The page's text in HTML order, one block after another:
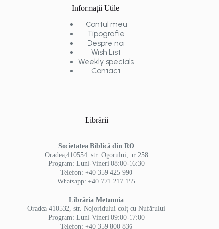
Informații Utile
Contul meu
Tipografie
Despre noi
Wish List
Weekly specials
Contact
Librării
Societatea Biblică din RO
Oradea,410554, str. Ogorului, nr 258
Program: Luni-Vineri 08:00-16:30
Telefon: +40 359 425 990
Whatsapp: +40 771 217 155
Librăria Metanoia
Oradea 410532, str. Nojoridului colț cu Nufărului
Program: Luni-Vineri 09:00-17:00
Telefon: +40 359 800 836